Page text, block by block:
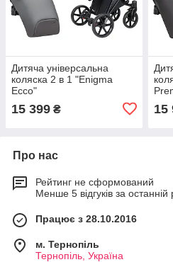
Дитяча універсальна
коляска 2 в 1 "Enigma
Ecco"
15 399 ₴ 15
Про нас
Рейтинг не сформований
Менше 5 відгуків за останній
Працює з 28.10.2016
м. Тернопіль
Тернопіль, Україна